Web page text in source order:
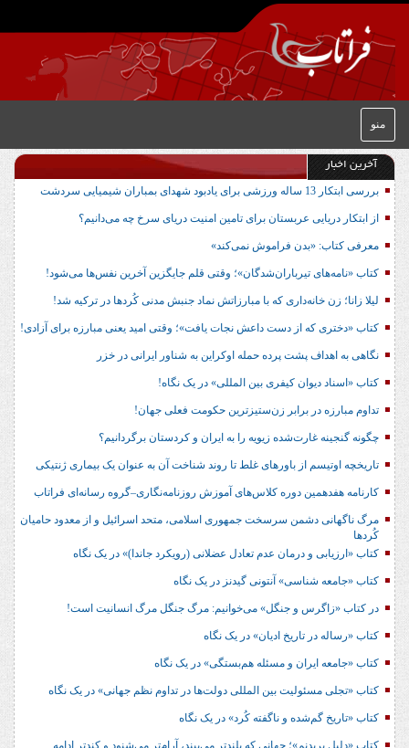
منو
آخرین اخبار
بررسی ابتکار 13 ساله ورزشی برای یادبود شهدای بمباران شیمیایی سردشت
از ابتکار دریایی عربستان برای تامین امنیت دریای سرخ چه می‌دانیم؟
معرفی کتاب: «بدن فراموش نمی‌کند»
کتاب «نامه‌های تیرباران‌شدگان»؛ وقتی قلم جایگزین آخرین نفس‌ها می‌شود!
لیلا زانا؛ زن خانه‌داری که با مبارزاتش نماد جنبش مدنی کُردها در ترکیه شد!
کتاب «دختری که از دست داعش نجات یافت»؛ وقتی امید یعنی مبارزه برای آزادی!
نگاهی به اهداف پشت پرده حمله اوکراین به شناور ایرانی در خزر
کتاب «اسناد دیوان کیفری بین المللی» در یک نگاه!
تداوم مبارزه در برابر زن‌ستیزترین حکومت فعلی جهان!
چگونه گنجینه غارت‌شده زیویه را به ایران و کردستان برگردانیم؟
تاریخچه اوتیسم از باورهای غلط تا روند شناخت آن به عنوان یک بیماری ژنتیکی
کارنامه هفدهمین دوره کلاس‌های آموزش روزنامه‌نگاری–گروه رسانه‌ای فراتاب
مرگ ناگهانی دشمن سرسخت جمهوری اسلامی، متحد اسرائیل و از معدود حامیان
کُردها
کتاب «ارزیابی و درمان عدم تعادل عضلانی (رویکرد جاندا)» در یک نگاه
کتاب «جامعه شناسی» آنتونی گیدنز در یک نگاه
در کتاب «زاگرس و جنگل» می‌خوانیم: مرگ جنگل مرگ انسانیت است!
کتاب «رساله در تاریخ ادیان» در یک نگاه
کتاب «جامعه ایران و مسئله هم‌بستگی» در یک نگاه
کتاب «تجلی مسئولیت بین المللی دولت‌ها در تداوم نظم جهانی» در یک نگاه
کتاب «تاریخ گم‌شده و ناگفته کُرد» در یک نگاه
کتاب «دلیل پریدنم»؛ جهانی که بلندتر می‌بیند، آرام‌تر می‌شنود و کندتر ادامه